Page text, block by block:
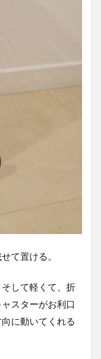
て置ける。
して軽くて、折
スターがお利口
に動いてくれる